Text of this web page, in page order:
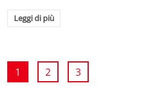
Leggi di più
1 2 3